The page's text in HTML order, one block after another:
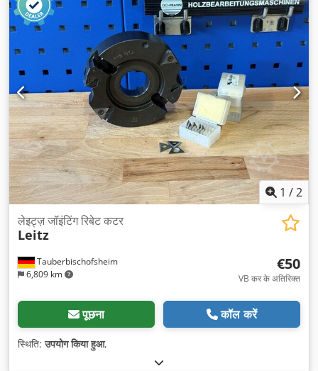
1 /2
Tauberbischofsheim
6,809 km
लेइट्ज़ जॉइंटिंग रिबेट कटर
Leitz
€50
VB कर के अतिरिक्त
पूछना कॉल करें
स्थिति:उपयोग किया हुआ,